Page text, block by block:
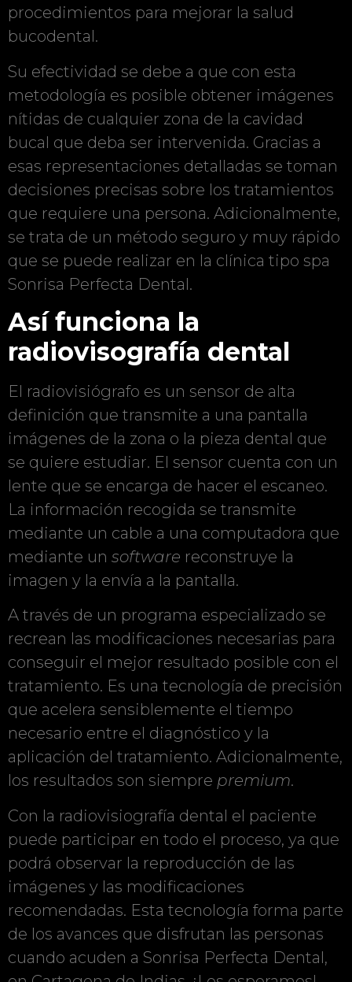
procedimientos para mejorar la salud
bucodental.
Su efectividad se debe a que con esta
metodología es posible obtener imágenes
nítidas de cualquier zona de la cavidad
bucal que deba ser intervenida. Gracias a
esas representaciones detalladas se toman
decisiones precisas sobre los tratamientos
que requiere una persona. Adicionalmente,
se trata de un método seguro y muy rápido
que se puede realizar en la clínica tipo spa
Sonrisa Perfecta Dental.
Así funciona la
radiovisografía dental
El radiovisiógrafo es un sensor de alta
definición que transmite a una pantalla
imágenes de la zona o la pieza dental que
se quiere estudiar. El sensor cuenta con un
lente que se encarga de hacer el escaneo.
La información recogida se transmite
mediante un cable a una computadora que
mediante un software reconstruye la
imagen y la envía a la pantalla.
A través de un programa especializado se
recrean las modificaciones necesarias para
conseguir el mejor resultado posible con el
tratamiento. Es una tecnología de precisión
que acelera sensiblemente el tiempo
necesario entre el diagnóstico y la
aplicación del tratamiento. Adicionalmente,
los resultados son siempre premium.
Con la radiovisiografía dental el paciente
puede participar en todo el proceso, ya que
podrá observar la reproducción de las
imágenes y las modificaciones
recomendadas. Esta tecnología forma parte
de los avances que disfrutan las personas
cuando acuden a Sonrisa Perfecta Dental,